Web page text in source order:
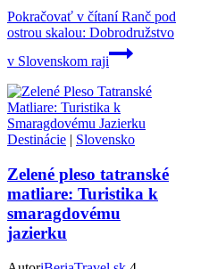
Pokračovať v čítaníRanč pod
ostrou skalou: Dobrodružstvo
v Slovenskom raji
Destinácie | Slovensko
Zelené pleso tatranské
matliare: Turistika k
smaragdovému
jazierku